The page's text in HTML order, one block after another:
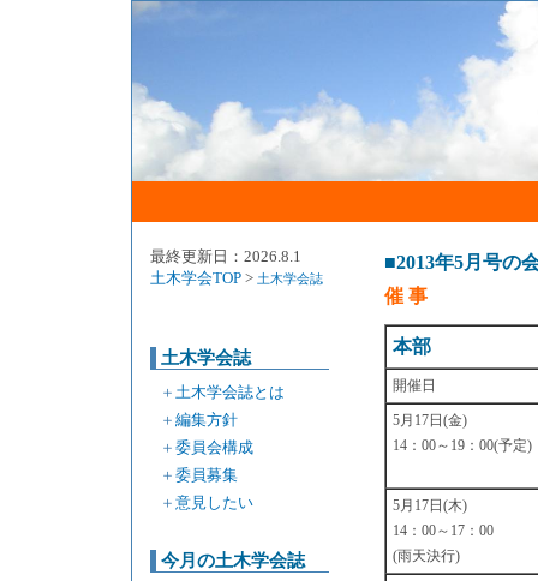
最終更新日：2026.8.1
土木学会TOP > 土木学会誌
土木学会誌
＋ 土木学会誌とは
＋ 編集方針
＋ 委員会構成
＋ 委員募集
＋ 意見したい
今月の土木学会誌
■2013年5月号の
催 事
本部
開催日
5月17日(金)
14：00～19：00(予定)
5月17日(木)
14：00～17：00
(雨天決行)